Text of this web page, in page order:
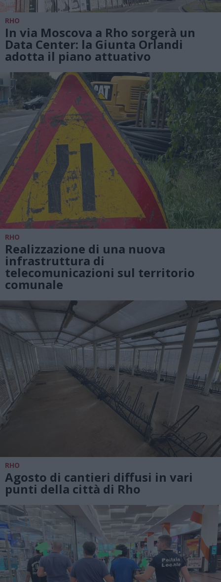
RHO
In via Moscova a Rho sorgerà un
Data Center: la Giunta Orlandi
adotta il piano attuativo
RHO
Realizzazione di una nuova
infrastruttura di
telecomunicazioni sul territorio
comunale
RHO
Agosto di cantieri diffusi in vari
punti della città di Rho